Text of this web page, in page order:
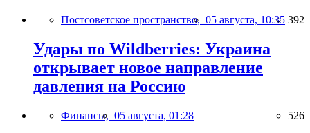
Постсоветское пространство, 05 августа, 10:35 392
Удары по Wildberries: Украина
открывает новое направление
давления на Россию
Финансы, 05 августа, 01:28 526